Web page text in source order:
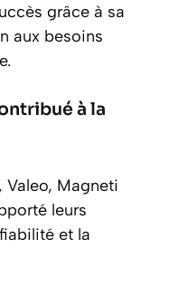
grâce à sa
aux besoins
à la
Valeo, Magneti
leurs
et la